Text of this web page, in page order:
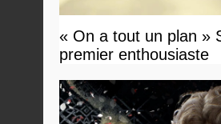
« On a tout un plan »
premier enthousiaste